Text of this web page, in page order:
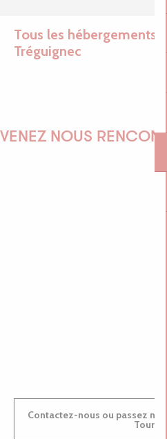
Tous les hébergements
Tréguignec
Les Aloés
VENEZ NOUS
Contactez-nous ou passez nous voir dans nos Offices de